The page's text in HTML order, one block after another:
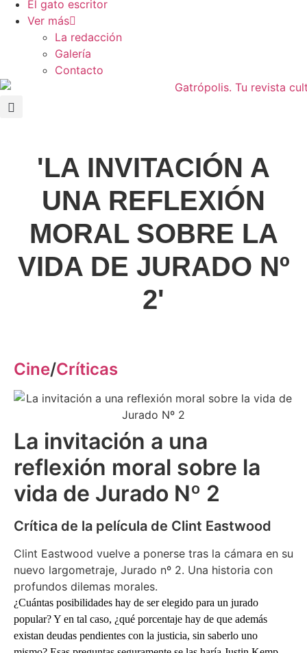
El gato escritor
Ver más
La redacción
Galería
Contacto
'LA INVITACIÓN A
UNA REFLEXIÓN
MORAL SOBRE LA
VIDA DE JURADO Nº
2'
Cine/Críticas
La invitación a una
reflexión moral sobre la
vida de Jurado Nº 2
Crítica de la película de Clint Eastwood
Clint Eastwood vuelve a ponerse tras la cámara en su
nuevo largometraje, Jurado nº 2. Una historia con
profundos dilemas morales.
¿Cuántas posibilidades hay de ser elegido para un jurado
popular? Y en tal caso, ¿qué porcentaje hay de que además
existan deudas pendientes con la justicia, sin saberlo uno